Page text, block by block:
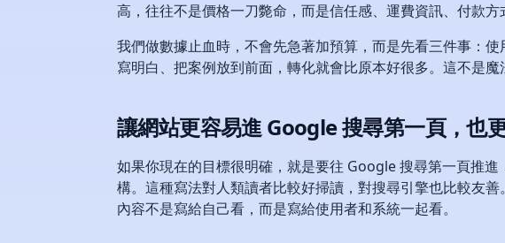
高，往往不是價格一刀斃命，而是信任感、運費資訊、付款
我們做數據止血時，不會先急著加預算，而是先看三件事：
寫明白、把案例放到前面，轉化就會比原本好很多。這不是魔
讓網站更容易進 Google 搜尋第一頁，也
如果你現在的目標很明確，就是要往 Google 搜尋第一頁推
構。這種寫法對人類讀者比較好掃讀，對搜尋引擎也比較友
內容不是寫給自己看，而是寫給使用者和系統一起看。